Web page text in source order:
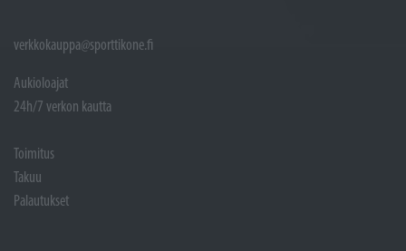
verkkokauppa@sporttikone.fi
Aukioloajat
24h/7 verkon kautta
Toimitus
Takuu
Palautukset